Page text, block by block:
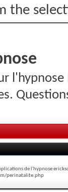
the
de l'hypnose
perinatalite.php